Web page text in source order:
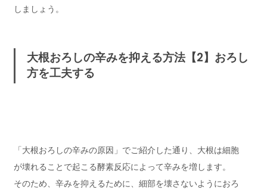
しましょう。
大根おろしの辛みを抑える方法【2】おろし
方を工夫する
「大根おろしの辛みの原因」でご紹介した通り、大根は細胞
が壊れることで起こる酵素反応によって辛みを増します。
そのため、辛みを抑えるために、細部を壊さないようにおろ